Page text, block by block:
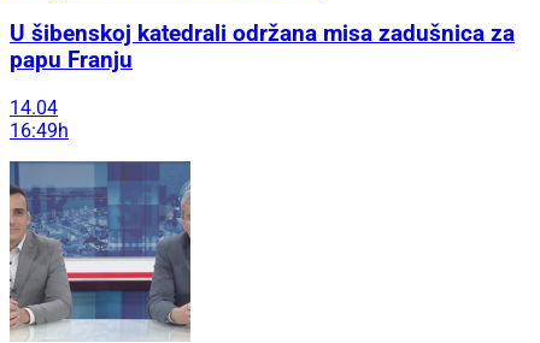
U šibenskoj katedrali održana misa zadušnica za
papu Franju
14.04
16:49h